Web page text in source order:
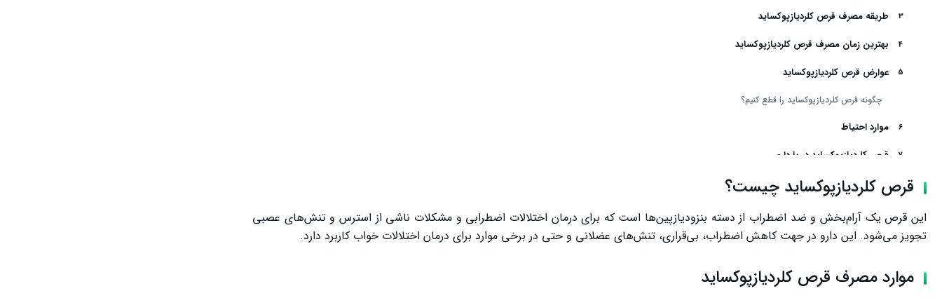
طریقه مصرف قرص کلردیازپوکساید
بهترین زمان مصرف قرص کلردیازپوکساید
عوارض قرص کلردیازپوکساید
چگونه قرص کلردیازپوکساید را قطع کنیم؟
موارد احتیاط
قرص کلردیازپوکساید در بارداری
تداخل دارویی قرص کلردیازپوکساید
سخن پایانی
قرص کلردیازپوکساید چیست؟
این قرص یک آرام‌بخش و ضد اضطراب از دسته بنزودیازپین‌ها است که برای درمان اختلالات اضطرابی و مشکلات ناشی از استرس و تنش‌های عصبی
تجویز می‌شود. این دارو در جهت کاهش اضطراب، بی‌قراری، تنش‌های عضلانی و حتی در برخی موارد برای درمان اختلالات خواب کاربرد دارد.
موارد مصرف قرص کلردیازپوکساید